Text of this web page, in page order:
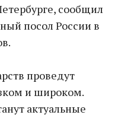
сообщил
посол России в
проведут
и широком.
актуальные